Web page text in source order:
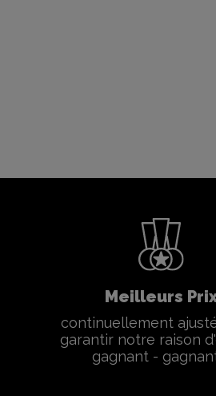
Meilleurs
continuellement
garantir notre raison
gagnant -